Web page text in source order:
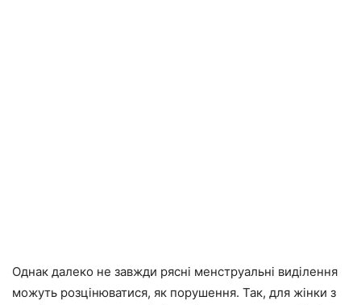
Однак далеко не завжди рясні менструальні виділення
можуть розцінюватися, як порушення. Так, для жінки з